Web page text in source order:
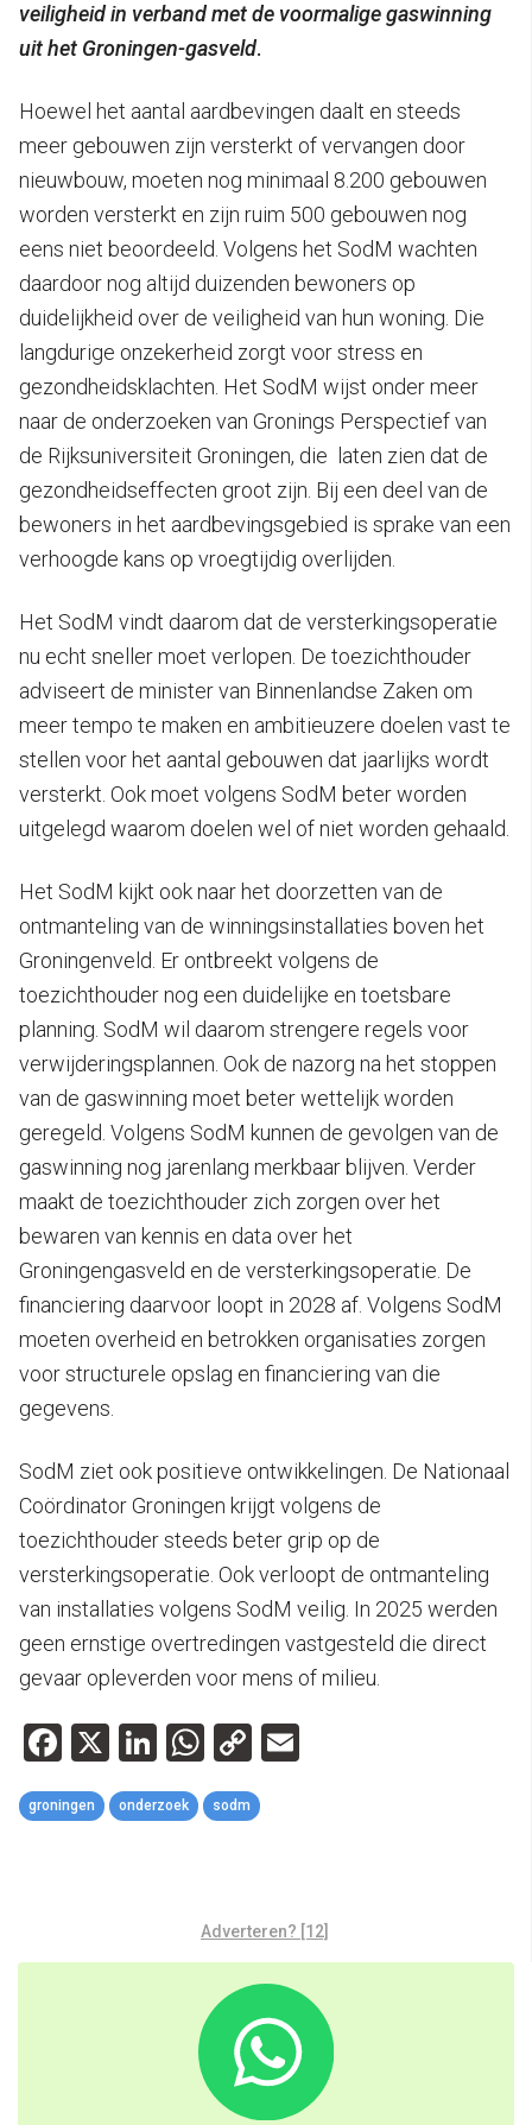
veiligheid in verband met de voormalige gaswinning
uit het Groningen-gasveld.
Hoewel het aantal aardbevingen daalt en steeds
meer gebouwen zijn versterkt of vervangen door
nieuwbouw, moeten nog minimaal 8.200 gebouwen
worden versterkt en zijn ruim 500 gebouwen nog
eens niet beoordeeld. Volgens het SodM wachten
daardoor nog altijd duizenden bewoners op
duidelijkheid over de veiligheid van hun woning. Die
langdurige onzekerheid zorgt voor stress en
gezondheidsklachten. Het SodM wijst onder meer
naar de onderzoeken van Gronings Perspectief van
de Rijksuniversiteit Groningen, die laten zien dat de
gezondheidseffecten groot zijn. Bij een deel van de
bewoners in het aardbevingsgebied is sprake van een
verhoogde kans op vroegtijdig overlijden.
Het SodM vindt daarom dat de versterkingsoperatie
nu echt sneller moet verlopen. De toezichthouder
adviseert de minister van Binnenlandse Zaken om
meer tempo te maken en ambitieuzere doelen vast te
stellen voor het aantal gebouwen dat jaarlijks wordt
versterkt. Ook moet volgens SodM beter worden
uitgelegd waarom doelen wel of niet worden gehaald.
Het SodM kijkt ook naar het doorzetten van de
ontmanteling van de winningsinstallaties boven het
Groningenveld. Er ontbreekt volgens de
toezichthouder nog een duidelijke en toetsbare
planning. SodM wil daarom strengere regels voor
verwijderingsplannen. Ook de nazorg na het stoppen
van de gaswinning moet beter wettelijk worden
geregeld. Volgens SodM kunnen de gevolgen van de
gaswinning nog jarenlang merkbaar blijven. Verder
maakt de toezichthouder zich zorgen over het
bewaren van kennis en data over het
Groningengasveld en de versterkingsoperatie. De
financiering daarvoor loopt in 2028 af. Volgens SodM
moeten overheid en betrokken organisaties zorgen
voor structurele opslag en financiering van die
gegevens.
SodM ziet ook positieve ontwikkelingen. De Nationaal
Coördinator Groningen krijgt volgens de
toezichthouder steeds beter grip op de
versterkingsoperatie. Ook verloopt de ontmanteling
van installaties volgens SodM veilig. In 2025 werden
geen ernstige overtredingen vastgesteld die direct
gevaar opleverden voor mens of milieu.
Facebook
X LinkedIn
WhatsApp
Copy
Link
groningen onderzoek sodm
Adverteren? [12]